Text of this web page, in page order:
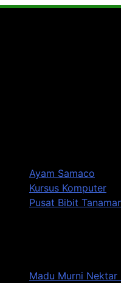
Ayam Samaco
Kursus Komputer
Pusat Bibit
Madu Murni